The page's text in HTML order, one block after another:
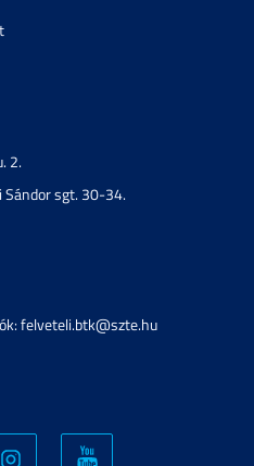
2.
Sándor sgt. 30-34.
felveteli.btk@szte.hu